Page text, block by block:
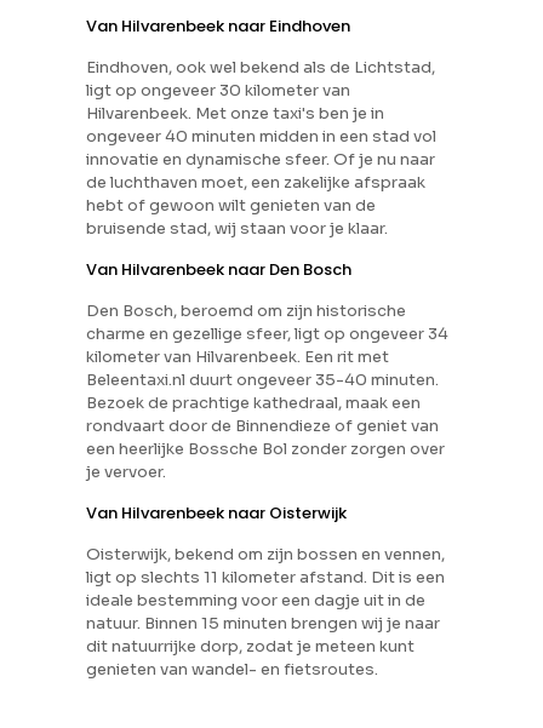
Van Hilvarenbeek naar Eindhoven
Eindhoven, ook wel bekend als de Lichtstad,
ligt op ongeveer 30 kilometer van
Hilvarenbeek. Met onze taxi's ben je in
ongeveer 40 minuten midden in een stad vol
innovatie en dynamische sfeer. Of je nu naar
de luchthaven moet, een zakelijke afspraak
hebt of gewoon wilt genieten van de
bruisende stad, wij staan voor je klaar.
Van Hilvarenbeek naar Den Bosch
Den Bosch, beroemd om zijn historische
charme en gezellige sfeer, ligt op ongeveer 34
kilometer van Hilvarenbeek. Een rit met
Beleentaxi.nl duurt ongeveer 35-40 minuten.
Bezoek de prachtige kathedraal, maak een
rondvaart door de Binnendieze of geniet van
een heerlijke Bossche Bol zonder zorgen over
je vervoer.
Van Hilvarenbeek naar Oisterwijk
Oisterwijk, bekend om zijn bossen en vennen,
ligt op slechts 11 kilometer afstand. Dit is een
ideale bestemming voor een dagje uit in de
natuur. Binnen 15 minuten brengen wij je naar
dit natuurrijke dorp, zodat je meteen kunt
genieten van wandel- en fietsroutes.